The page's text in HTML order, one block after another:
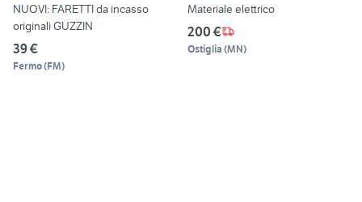
NUOVI: FARETTI da incasso
originali GUZZIN
39 €
Fermo(FM)
Materiale elettrico
200 €
Ostiglia (MN)